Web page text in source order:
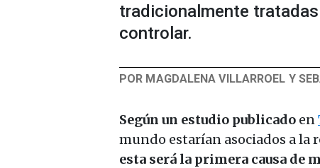
tradicionalmente
controlar.
POR MAGDALENA VILLARROEL Y
Según un estudio publicado en
mundo estarían asociados a la
esta será la primera causa de